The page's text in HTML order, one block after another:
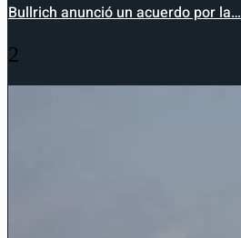
Bullrich anunció un acuerdo por la…
2